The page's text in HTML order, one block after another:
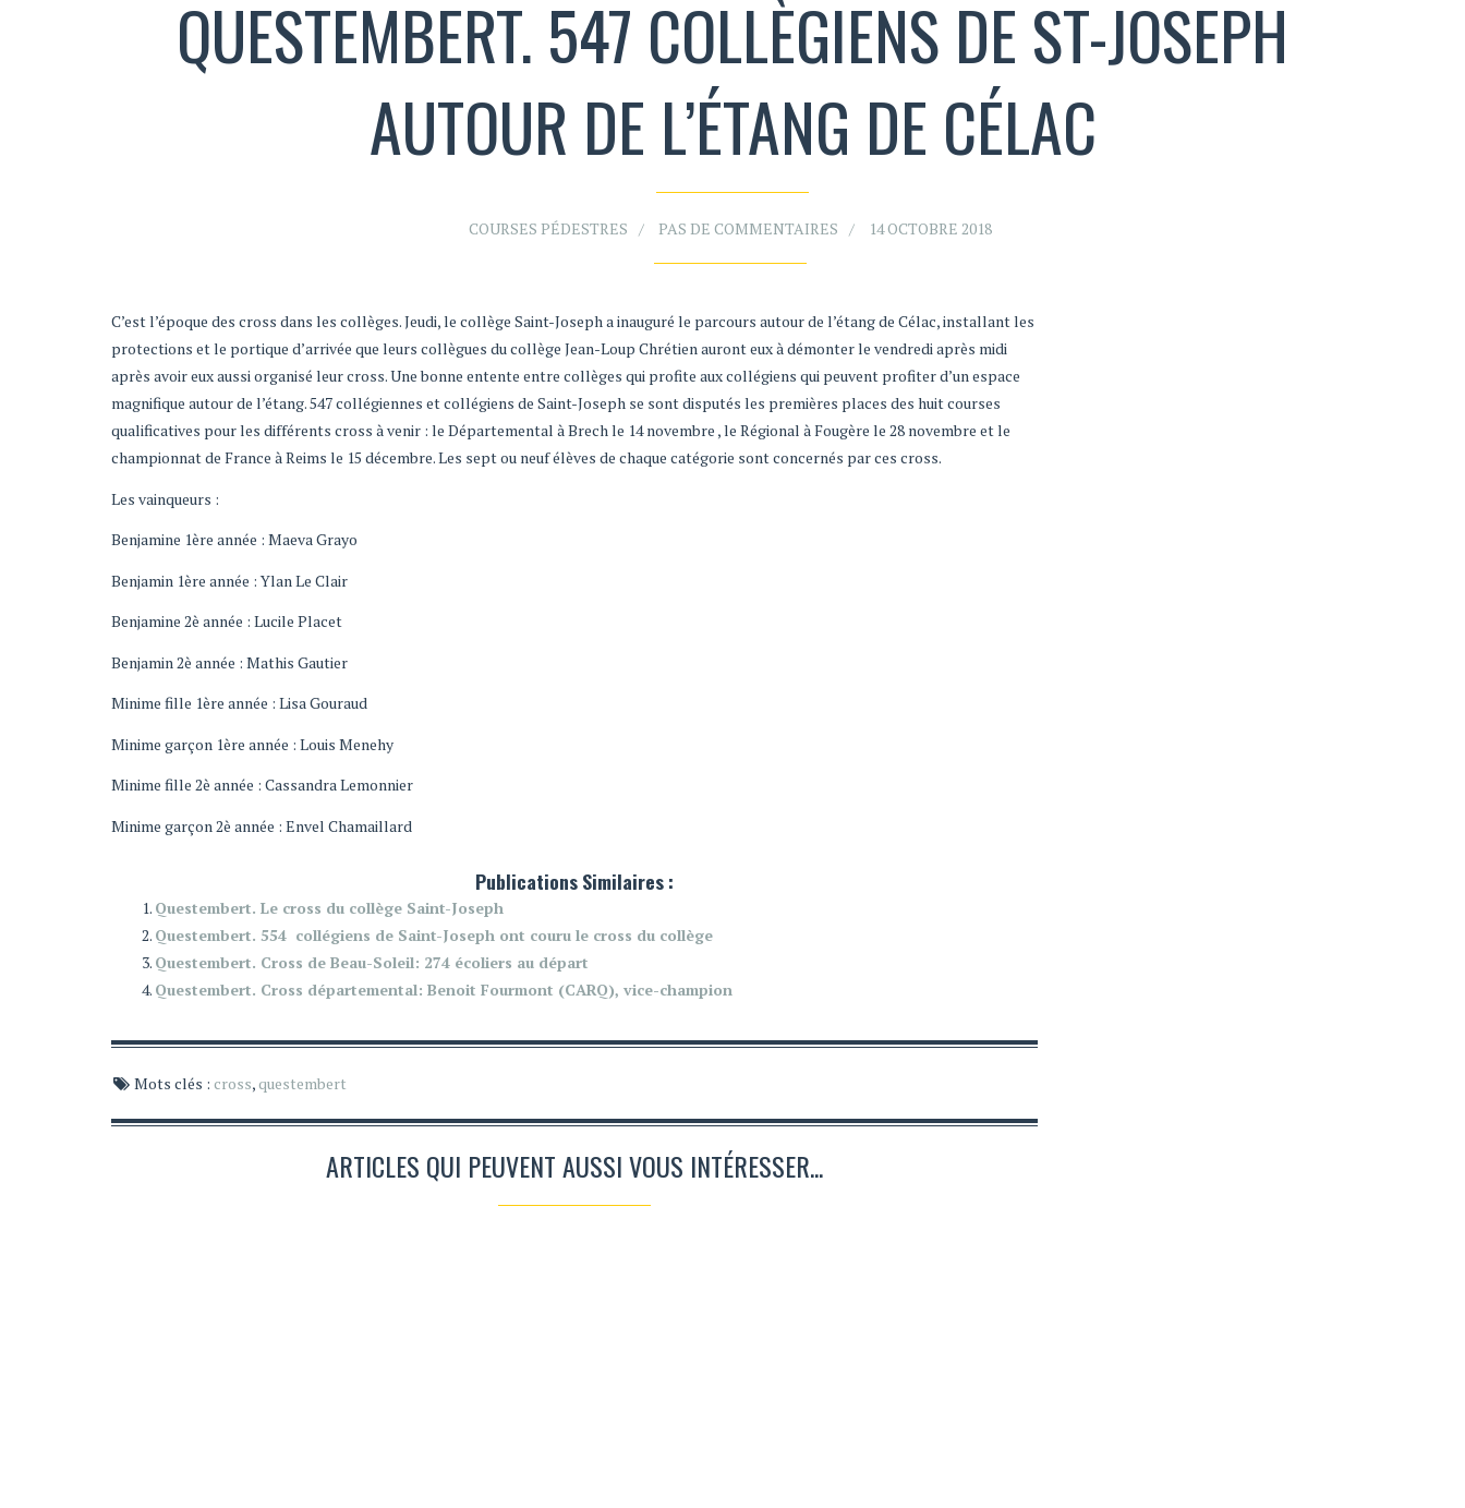
QUESTEMBERT. 547 COLLÈGIENS DE ST-JOSEPH
AUTOUR DE L’ÉTANG DE CÉLAC
COURSES PÉDESTRES PAS DE COMMENTAIRES 14 OCTOBRE 2018
C’est l’époque des cross dans les collèges. Jeudi, le collège Saint-Joseph a inauguré le parcours autour de l’étang de Célac, installant les
protections et le portique d’arrivée que leurs collègues du collège Jean-Loup Chrétien auront eux à démonter le vendredi après midi
après avoir eux aussi organisé leur cross. Une bonne entente entre collèges qui profite aux collégiens qui peuvent profiter d’un espace
magnifique autour de l’étang. 547 collégiennes et collégiens de Saint-Joseph se sont disputés les premières places des huit courses
qualificatives pour les différents cross à venir : le Départemental à Brech le 14 novembre , le Régional à Fougère le 28 novembre et le
championnat de France à Reims le 15 décembre. Les sept ou neuf élèves de chaque catégorie sont concernés par ces cross.
Les vainqueurs :
Benjamine 1ère année : Maeva Grayo
Benjamin 1ère année : Ylan Le Clair
Benjamine 2è année : Lucile Placet
Benjamin 2è année : Mathis Gautier
Minime fille 1ère année : Lisa Gouraud
Minime garçon 1ère année : Louis Menehy
Minime fille 2è année : Cassandra Lemonnier
Minime garçon 2è année : Envel Chamaillard
Publications Similaires :
Questembert. Le cross du collège Saint-Joseph
Questembert. 554 collégiens de Saint-Joseph ont couru le cross du collège
Questembert. Cross de Beau-Soleil: 274 écoliers au départ
Questembert. Cross départemental: Benoit Fourmont (CARQ), vice-champion
Mots clés : cross,questembert
ARTICLES QUI PEUVENT AUSSI VOUS INTÉRESSER...